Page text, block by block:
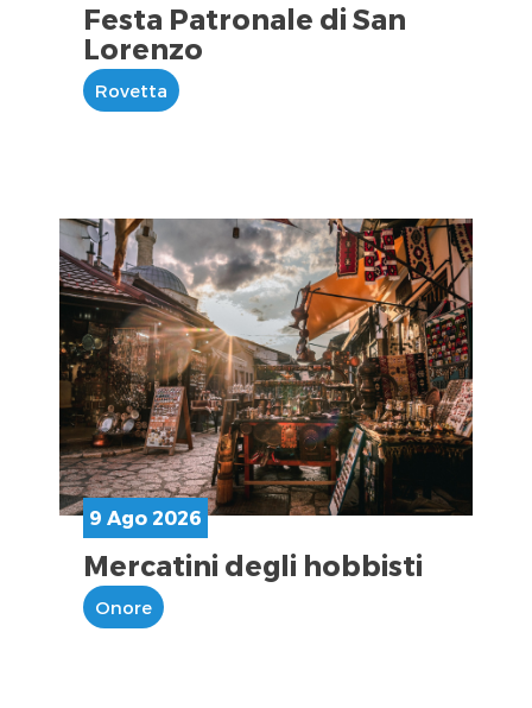
Festa Patronale di San
Lorenzo
Rovetta
9 Ago 2026
Mercatini degli hobbisti
Onore